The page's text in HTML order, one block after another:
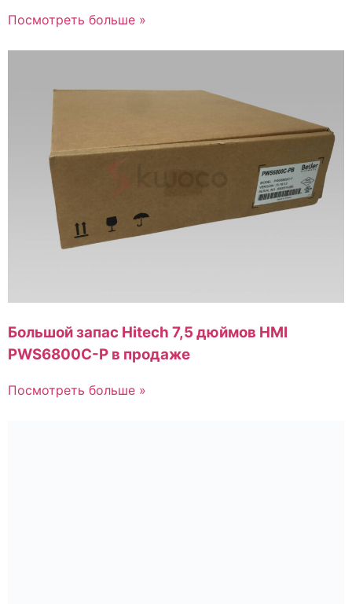
Посмотреть больше »
Большой запас Hitech 7,5 дюймов HMI
PWS6800C-P в продаже
Посмотреть больше »